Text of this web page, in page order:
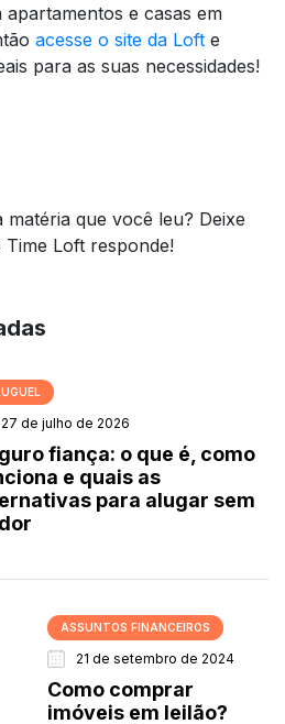
e casas em
acesse o site da Loft e
para as suas necessidades!
matéria que você leu? Deixe
Loft responde!
27 de julho de 2026
fiança: o que é, como
e quais as
para alugar sem
ASSUNTOS FINANCEIROS
21 de setembro de 2024
Como comprar
imóveis em leilão?